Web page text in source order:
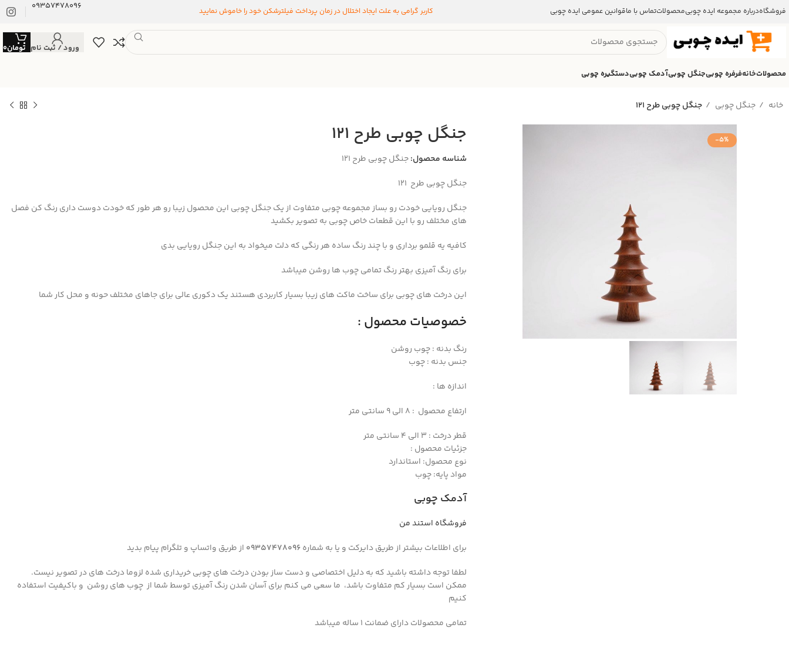
فروشگاهدرباره مجموعه ایده چوبیمحصولاتتماس با ماقوانین عمومی ایده چوبی کاربر گرامی به علت ایجاد اختلال در زمان پرداخت فیلترشکن خود را خاموش نمایید 09357478096
ورود / ثبت نام تومان0
محصولاتخانهفرفره چوبیجنگل چوبیآدمک چوبیدستگیره چوبی
خانه جنگل چوبی جنگل چوبی طرح 121
-5% جنگل چوبی طرح 121
شناسه محصول:جنگل چوبی طرح 121
جنگل چوبی طرح 121
جنگل رویایی خودت رو بساز مجموعه چوبی متفاوت از یک جنگل چوبی این محصول زیبا رو هر طور که خودت دوست داری رنگ کن فصل
های مختلف رو با این قطعات خاص چوبی به تصویر بکشید
کافیه یه قلمو برداری و با چند رنگ ساده هر رنگی که دلت میخواد به این جنگل رویایی بدی
برای رنگ آمیزی بهتر رنگ تمامی چوب ها روشن میباشد
این درخت های چوبی برای ساخت ماکت های زیبا بسیار کاربردی هستند یک دکوری عالی برای جاهای مختلف حونه و محل کار شما
خصوصیات محصول :
رنگ بدنه : چوب روشن
جنس بدنه : چوب
اندازه ها :
ارتفاع محصول : 8 الی 9 سانتی متر
قطر درخت : 3 الی 4 سانتی متر
جزئیات محصول :
نوع محصول: استاندارد
مواد پایه: چوب
آدمک چوبی
فروشگاه استند من
برای اطلاعات بیشتر از طریق دایرکت و یا به شماره09357478096 از طریق واتساپ و تلگرام پیام بدید
لطفا توجه داشته باشید که به دلیل اختصاصی و دست ساز بودن درخت های چوبی خریداری شده لزوما درخت های در تصویر نیست.
ممکن است بسیار کم متفاوت باشد، ما سعی می کنم برای آسان شدن رنگ آمیزی توسط شما از چوب های روشن و باکیفیت استفاده
کنیم
تمامی محصولات دارای ضمانت ۱ ساله میباشد